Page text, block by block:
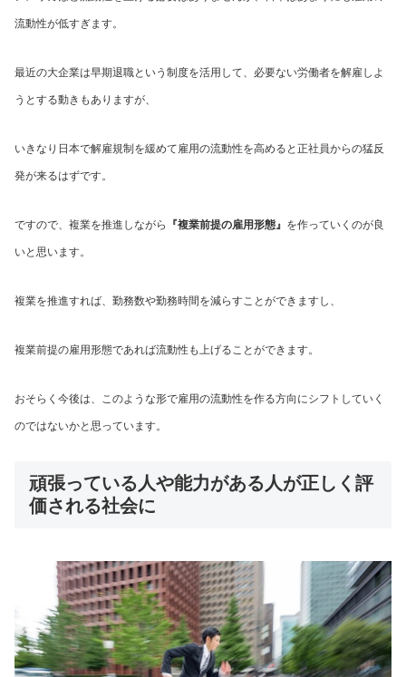
流動性が低すぎます。
最近の大企業は早期退職という制度を活用して、必要ない労働者を解雇しよ
うとする動きもありますが、
いきなり日本で解雇規制を緩めて雇用の流動性を高めると正社員からの猛反
発が来るはずです。
ですので、複業を推進しながら 『複業前提の雇用形態』 を作っていくのが良
いと思います。
複業を推進すれば、勤務数や勤務時間を減らすことができますし、
複業前提の雇用形態であれば流動性も上げることができます。
おそらく今後は、このような形で雇用の流動性を作る方向にシフトしていく
のではないかと思っています。
頑張っている人や能力がある人が正しく評
価される社会に